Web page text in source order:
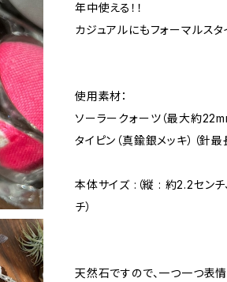
年中使える！！
カジュアルにもフォーマルスタ
使用素材：
ソーラークォーツ（最大約
タイピン（真鍮銀メッキ）（針
本体サイズ :（縦 : 約2.2センチ
チ）
天然石ですので、一つ一つ表情